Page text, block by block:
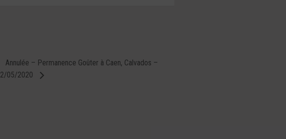
Annulée – Permanence Goûter à Caen, Calvados –
2/05/2020